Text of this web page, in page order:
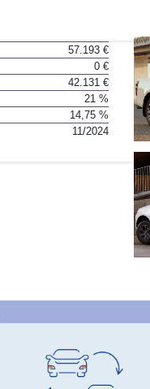
57.193 €
0 €
42.131 €
21 %
14,75 %
11/2024